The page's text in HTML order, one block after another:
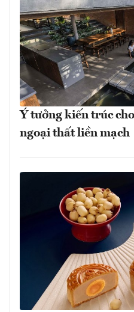
Ý tưởng kiến trúc
ngoại thất liền mạch